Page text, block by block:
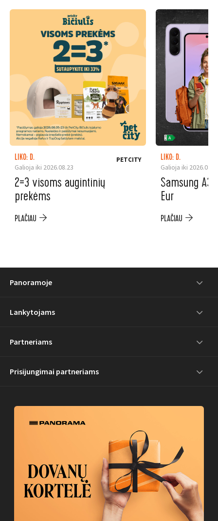
LIKO: D.
Galioja iki 2026.08.23
PETCITY
2=3 visoms augintinių
prekėms
PLAČIAU
LIKO: D.
Galioja iki
Samsung
Eur
PLAČIAU
Panoramoje
Lankytojams
Partneriams
Prisijungimai partneriams